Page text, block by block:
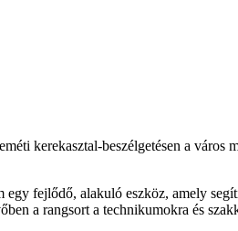
kerekasztal-beszélgetésen a város
fejlődő, alakuló eszköz, amely
a rangsort a technikumokra és